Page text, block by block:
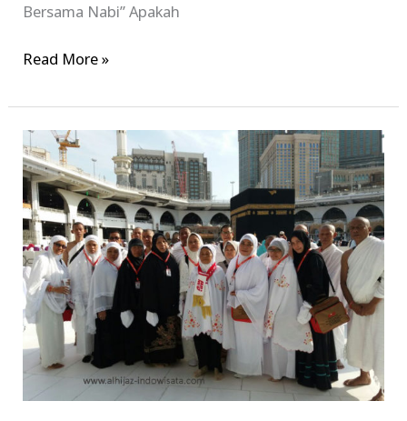
Bersama Nabi” Apakah
Read More »
Paket
Umroh
Ramadhan
Di
Bulan
Suci
Penuh
Berkah